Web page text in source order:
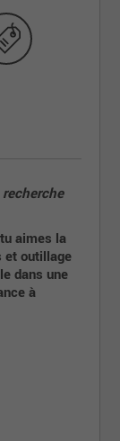
recherche
aimes la
et outillage
dans une
à